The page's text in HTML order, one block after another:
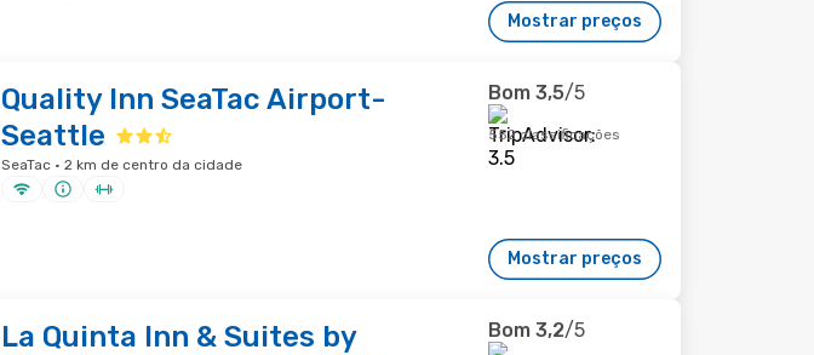
Mostrar preços
Quality Inn SeaTac Airport-
Seattle
SeaTac · 2 km de centro da cidade
Bom 3,5/5
552 classificações
Mostrar preços
La Quinta Inn & Suites by
Bom 3,2/5